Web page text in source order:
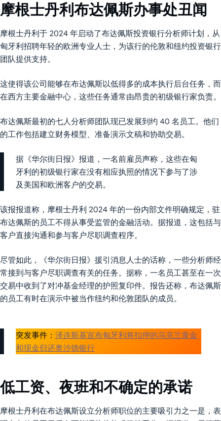
摩根士丹利布达佩斯办事处丑闻
摩根士丹利于 2024 年启动了布达佩斯投资银行分析师计划，从
匈牙利招聘年轻的欧洲专业人士，为该行的伦敦和纽约投资银行
团队提供支持。
这使得该公司能够在布达佩斯以低得多的成本执行后台任务，而
在西方主要金融中心，这些任务通常由昂贵的初级银行家负责。
布达佩斯最初的七人分析师团队现已发展到约 40 名员工。他们
的工作包括建立财务模型、准备演示文稿和协助交易。
据《华尔街日报》报道，一名前雇员声称，这些在匈
牙利的初级银行家在没有相应执照的情况下参与了涉
及美国和欧洲客户的交易。
该报报道称，摩根士丹利 2024 年的一份内部文件明确规定，驻
布达佩斯的员工不得从事受监管的金融活动。据报道，这包括与
客户直接沟通和参与客户尽职调查程序。
尽管如此，《华尔街日报》援引消息人士的话称，一些分析师经
常接到与客户尽职调查有关的任务。据称，一名员工甚至在一次
交易中收到了对冲基金经理的护照复印件。报告还称，布达佩斯
的员工有时在演示中被当作纽约和伦敦团队的成员。
突发事件： 泽连斯基宣布匈牙利将扣押的乌克兰黄金
和现金归还奥沙德银行
低工资、夜班和不确定的承诺
摩根士丹利在布达佩斯设立分析师职位的主要吸引力之一是，表